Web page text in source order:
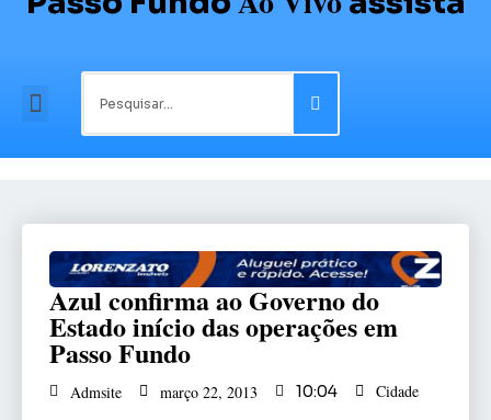
Azul confirma ao Governo do
Estado início das operações em
Passo Fundo
Admsite março 22, 2013 10:04 Cidade